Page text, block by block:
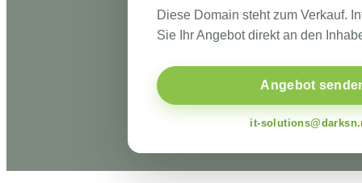
Diese Domain steht zum Verkauf.
Sie Ihr Angebot direkt an den
Angebot
it-